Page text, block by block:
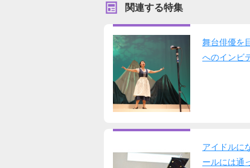
関連する特集
舞台俳優を
へのインビ
アイドルに
ールには通